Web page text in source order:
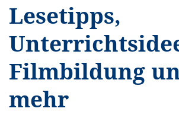
Lesetipps,
Filmbildung
mehr